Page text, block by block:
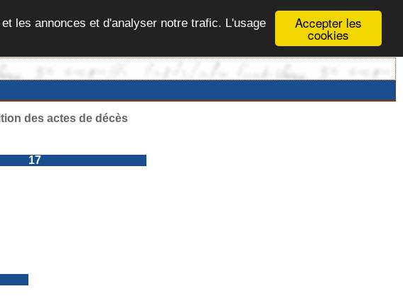
Accepter les
cookies
les annonces et d'analyser notre trafic. L'usage
des actes de décès
17